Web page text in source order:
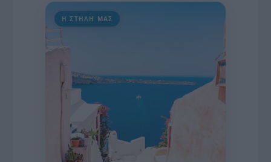
Η ΣΤΗΛΗ ΜΑΣ